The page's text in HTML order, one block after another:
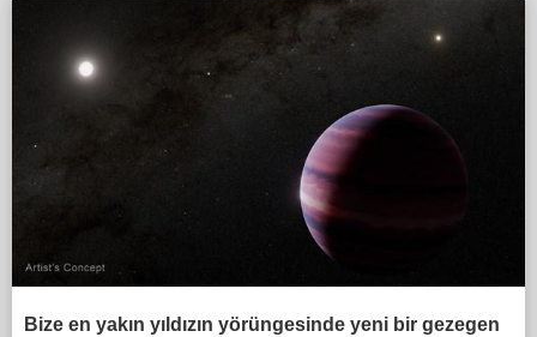
Bize en yakın yıldızın yörüngesinde yeni bir gezegen